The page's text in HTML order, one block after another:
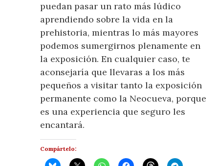
puedan pasar un rato más lúdico
aprendiendo sobre la vida en la
prehistoria, mientras lo más mayores
podemos sumergirnos plenamente en
la exposición. En cualquier caso, te
aconsejaría que llevaras a los más
pequeños a visitar tanto la exposición
permanente como la Neocueva, porque
es una experiencia que seguro les
encantará.
Compártelo: